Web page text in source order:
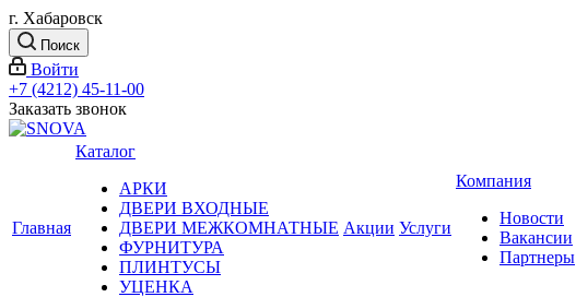
г. Хабаровск
Поиск
Войти
+7 (4212) 45-11-00
Заказать звонок
Главная
Каталог
АРКИ
ДВЕРИ ВХОДНЫЕ
ДВЕРИ МЕЖКОМНАТНЫЕ
ФУРНИТУРА
ПЛИНТУСЫ
УЦЕНКА
Акции Услуги
Компания
Новости
Вакансии
Партнеры